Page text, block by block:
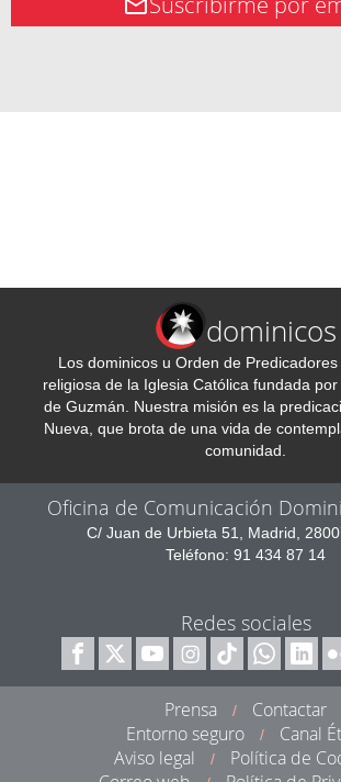
dominicos
Los dominicos u Orden de
religiosa de la Iglesia Católica fundada
de Guzmán. Nuestra misión es la
Nueva, que brota de una vida de
comunidad.
Oficina de Comunicación
C/ Juan de Urbieta 51, Madrid,
Teléfono: 91 434 87 14
Redes sociales
Prensa /
Contactar
Entorno seguro
/
Canal
Aviso legal
/
Política de